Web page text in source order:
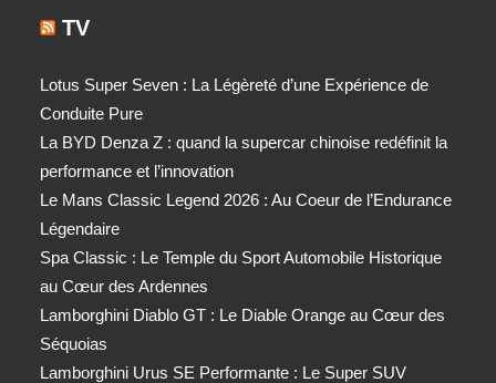
TV
Lotus Super Seven : La Légèreté d’une Expérience de
Conduite Pure
La BYD Denza Z : quand la supercar chinoise redéfinit la
performance et l’innovation
Le Mans Classic Legend 2026 : Au Coeur de l’Endurance
Légendaire
Spa Classic : Le Temple du Sport Automobile Historique
au Cœur des Ardennes
Lamborghini Diablo GT : Le Diable Orange au Cœur des
Séquoias
Lamborghini Urus SE Performante : Le Super SUV